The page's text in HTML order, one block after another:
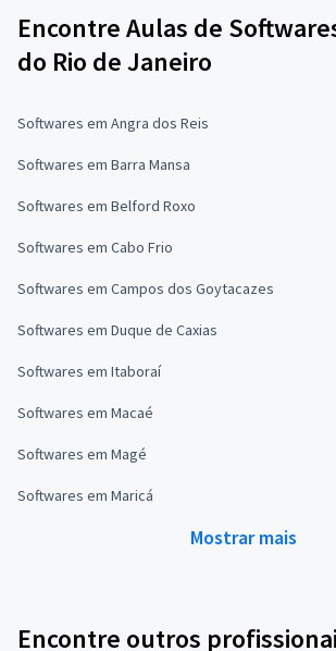
Encontre Aulas de
do Rio de Janeiro
Softwares em Angra dos Reis
Softwares em Barra Mansa
Softwares em Belford Roxo
Softwares em Cabo Frio
Softwares em Campos dos Goytacazes
Softwares em Duque de Caxias
Softwares em Itaboraí
Softwares em Macaé
Softwares em Magé
Softwares em Maricá
Mostrar mais
Encontre outros